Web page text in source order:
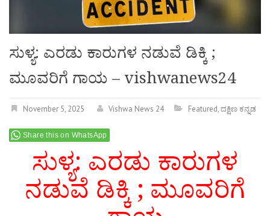
ಸುಳ್ಯ: ಎರಡು ಕಾರುಗಳ ನಡುವೆ ಡಿಕ್ಕಿ ;
ಮೂವರಿಗೆ ಗಾಯ – vishwanews24
November 5, 2025 Vishwa News 24 Featured,ದಕ್ಷಿಣ ಕನ್ನಡ
Share this on WhatsApp
ಸುಳ್ಯ: ಎರಡು ಕಾರುಗಳ
ನಡುವೆ ಡಿಕ್ಕಿ ; ಮೂವರಿಗೆ